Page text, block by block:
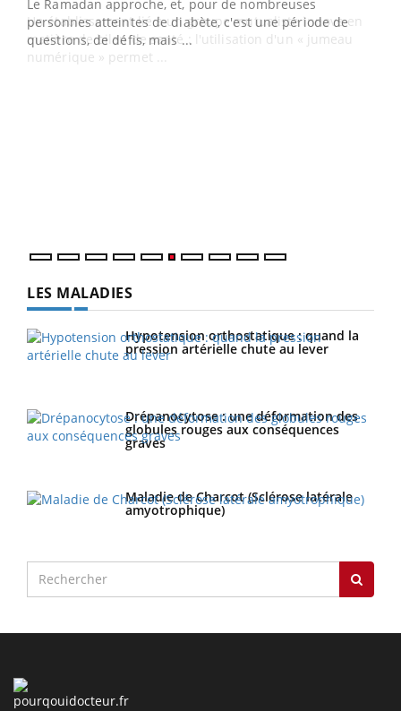
Le Ramadan approche, et, pour de nombreuses
personnes atteintes de diabète, c'est une période de
questions, de défis, mais ...
Un établissement lié à un groupe mutualiste innove en
matière de bilan de santé : l'utilisation d'un « jumeau
numérique » permet ...
LES MALADIES
Hypotension orthostatique : quand la
pression artérielle chute au lever
Drépanocytose : une déformation des
globules rouges aux conséquences
graves
Maladie de Charcot (Sclérose latérale
amyotrophique)